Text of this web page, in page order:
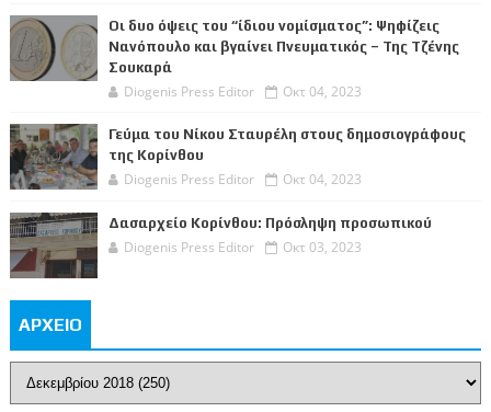
Οι δυο όψεις του “ίδιου νομίσματος”: Ψηφίζεις
Νανόπουλο και βγαίνει Πνευματικός – Της Τζένης
Σουκαρά
Diogenis Press Editor Οκτ 04, 2023
Γεύμα του Νίκου Σταυρέλη στους δημοσιογράφους
της Κορίνθου
Diogenis Press Editor Οκτ 04, 2023
Δασαρχείο Κορίνθου: Πρόσληψη προσωπικού
Diogenis Press Editor Οκτ 03, 2023
ΑΡΧΕΙΟ